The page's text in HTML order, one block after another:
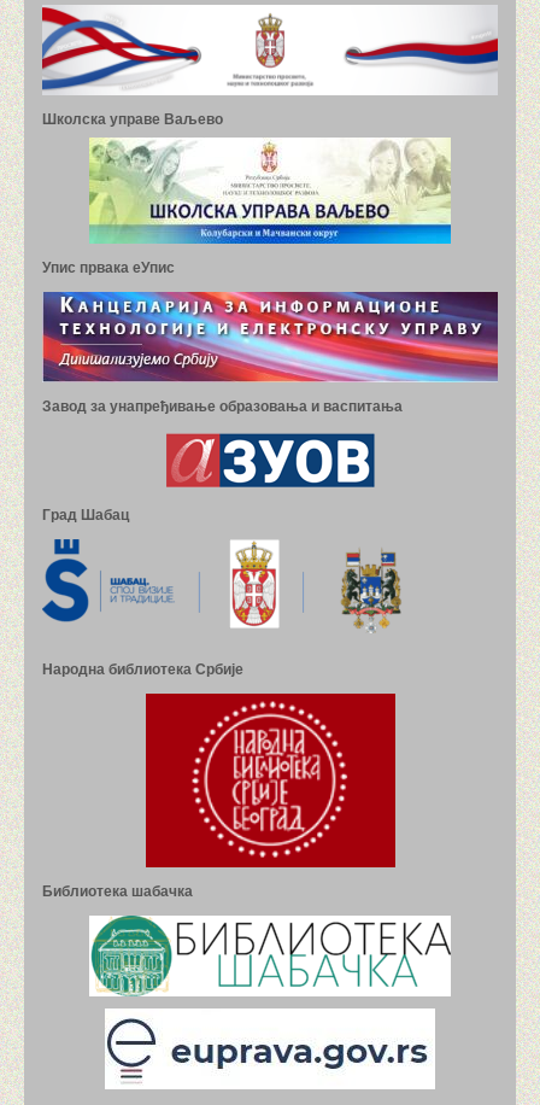
Школска управе Ваљево
Упис првака еУпис
Завод за унапређивање образовања и васпитања
Град Шабац
Народна библиотека Србије
Библиотека шабачка